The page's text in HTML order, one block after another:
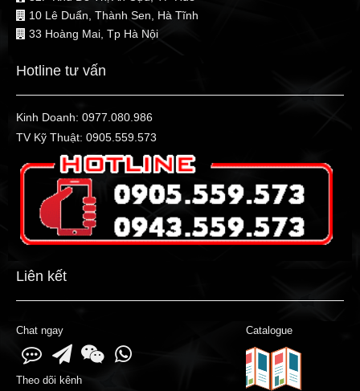
10 Lê Duẩn, Thành Sen, Hà Tĩnh
33 Hoàng Mai, Tp Hà Nội
Hotline tư vấn
Kinh Doanh: 0977.080.986
TV Kỹ Thuật: 0905.559.573
Liên kết
Chat ngay
Theo dõi kênh
Catalogue